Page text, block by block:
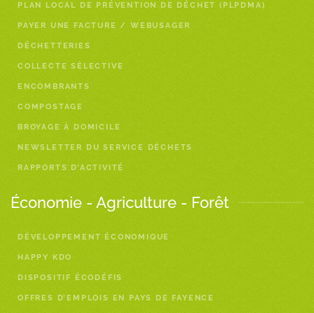
PLAN LOCAL DE PRÉVENTION DE DÉCHET (PLPDMA)
PAYER UNE FACTURE / WEBUSAGER
DÉCHETTERIES
COLLECTE SÉLECTIVE
ENCOMBRANTS
COMPOSTAGE
BROYAGE À DOMICILE
NEWSLETTER DU SERVICE DÉCHETS
RAPPORTS D’ACTIVITÉ
Économie - Agriculture - Forêt
DÉVELOPPEMENT ÉCONOMIQUE
HAPPY KDO
DISPOSITIF ÉCODÉFIS
OFFRES D’EMPLOIS EN PAYS DE FAYENCE